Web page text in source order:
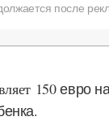
после
150 евро
.